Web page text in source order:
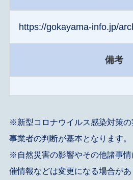
https://gokayama-info.jp/
備考
※新型コロナウイルス感染対策の
事業者の判断が基本となります。
※自然災害の影響やその他諸事
催情報などは変更になる場合が